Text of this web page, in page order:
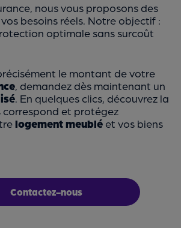
nous vous proposons des
besoins réels. Notre objectif :
optimale sans surcoût
le montant de votre
, demandez dès maintenant un
. En quelques clics, découvrez la
correspond et protégez
logement meublé et vos biens
Contactez-nous